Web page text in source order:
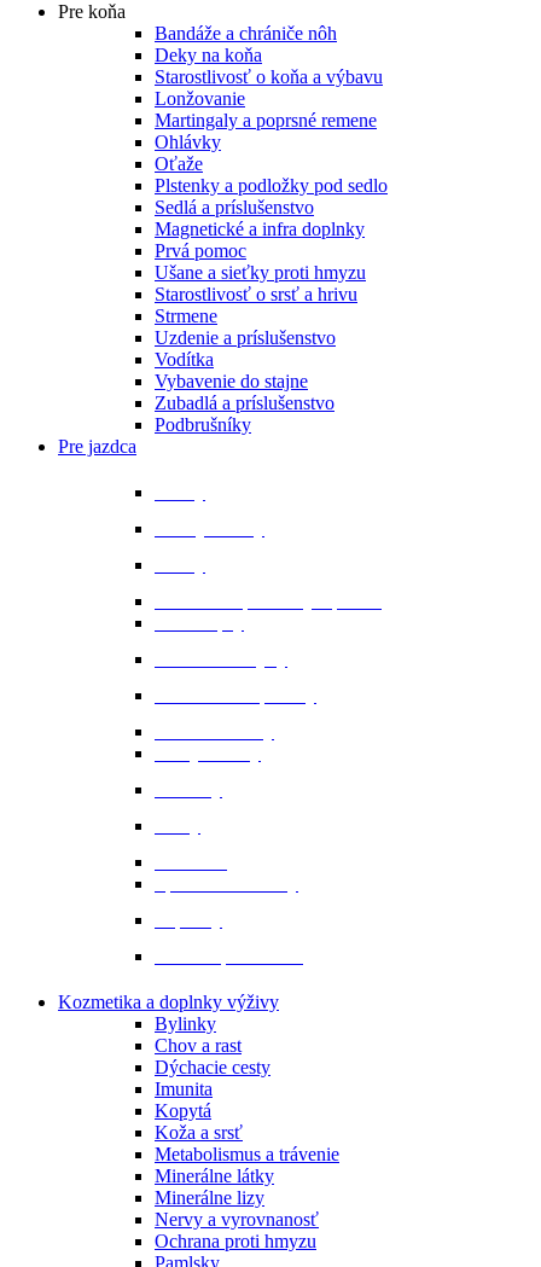
Pre koňa
Bandáže a chrániče nôh
Deky na koňa
Starostlivosť o koňa a výbavu
Lonžovanie
Martingaly a poprsné remene
Ohlávky
Oťaže
Plstenky a podložky pod sedlo
Sedlá a príslušenstvo
Magnetické a infra doplnky
Prvá pomoc
Ušane a sieťky proti hmyzu
Starostlivosť o srsť a hrivu
Strmene
Uzdenie a príslušenstvo
Vodítka
Vybavenie do stajne
Zubadlá a príslušenstvo
Podbrušníky
Pre jazdca
Kozmetika a doplnky výživy
Bylinky
Chov a rast
Dýchacie cesty
Imunita
Kopytá
Koža a srsť
Metabolismus a trávenie
Minerálne látky
Minerálne lizy
Nervy a vyrovnanosť
Ochrana proti hmyzu
Pamlsky